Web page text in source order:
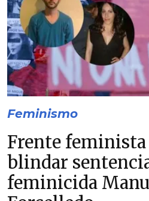
Feminismo
Frente
blindar
feminicida